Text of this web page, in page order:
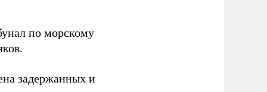
по морскому
задержанных и